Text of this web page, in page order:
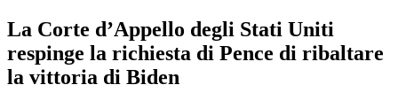
La Corte d’Appello degli Stati Uniti
respinge la richiesta di Pence di ribaltare
la vittoria di Biden